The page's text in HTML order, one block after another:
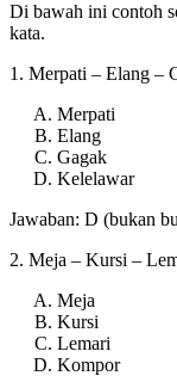
Di bawah ini contoh
kata.
1. Merpati – Elang –
Merpati
Elang
Gagak
Kelelawar
Jawaban: D (bukan
2. Meja – Kursi –
Meja
Kursi
Lemari
Kompor